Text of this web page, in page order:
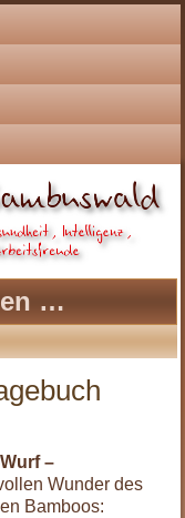
…
–
Wunder des
Bamboos: